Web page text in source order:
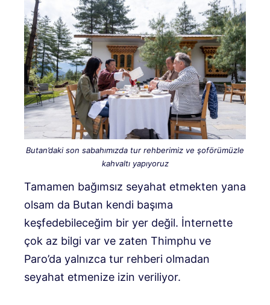
Butan’daki son sabahımızda tur rehberimiz ve şoförümüzle
kahvaltı yapıyoruz
Tamamen bağımsız seyahat etmekten yana
olsam da Butan kendi başıma
keşfedebileceğim bir yer değil. İnternette
çok az bilgi var ve zaten Thimphu ve
Paro’da yalnızca tur rehberi olmadan
seyahat etmenize izin veriliyor.